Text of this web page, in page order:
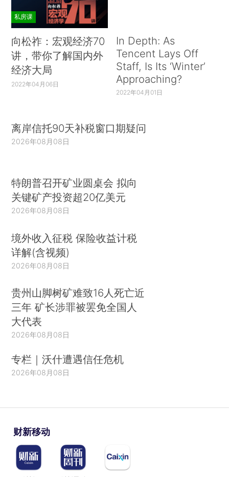
私房课
向松祚：宏观经济70
讲，带你了解国内外
经济大局
2022年04月06日
In Depth: As
Tencent Lays Off
Staff, Is Its ‘Winter’
Approaching?
2022年04月01日
离岸信托90天补税窗口期疑问
2026年08月08日
特朗普召开矿业圆桌会 拟向
关键矿产投资超20亿美元
2026年08月08日
境外收入征税 保险收益计税
详解(含视频)
2026年08月08日
贵州山脚树矿难致16人死亡近
三年 矿长涉罪被罢免全国人
大代表
2026年08月08日
专栏｜沃什遭遇信任危机
2026年08月08日
财新移动